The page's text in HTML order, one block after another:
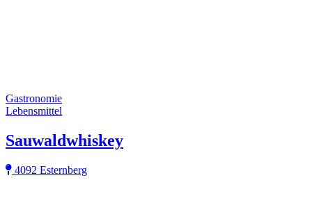
Gastronomie
Lebensmittel
Sauwaldwhiskey
4092 Esternberg